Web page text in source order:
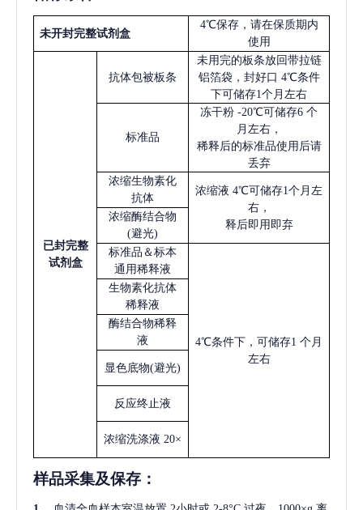
未开封完整试剂盒
4℃保存，请在保质期内
使用
已封完整
试剂盒
抗体包被板条
未用完的板条放回带拉链
铝箔袋，封好口 4℃条件
下可储存1个月左右
标准品
冻干粉 -20℃可储存6 个
月左右，
稀释后的标准品使用后请
丢弃
浓缩生物素化
抗体
浓缩液 4℃可储存1个月左
右，
释后即用即弃
浓缩酶结合物
(避光)
标准品＆标本
通用稀释液
4℃条件下，可储存1 个月
左右
生物素化抗体
稀释液
酶结合物稀释
液
显色底物(避光)
反应终止液
浓缩洗涤液 20×
样品采集及保存 ：